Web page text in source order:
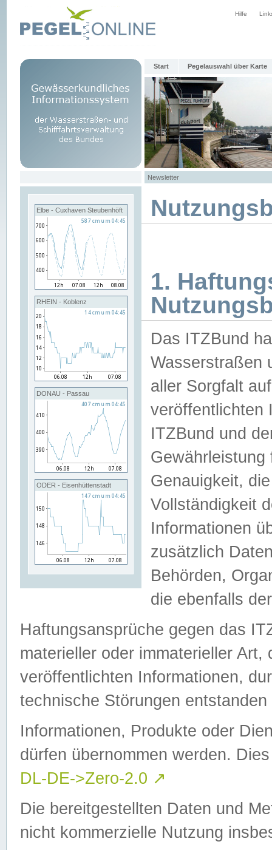
Hilfe
Start Pegelauswahl über Karte
Newsletter
Elbe - Cuxhaven Steubenhöft
RHEIN - Koblenz
DONAU - Passau
ODER - Eisenhüttenstadt
1.
Das ITZBund
Wasserstraßen
aller Sorgfalt
veröffentlichten
ITZBund und
Genauigkeit,
Vollständigkeit
Informationen
zusätzlich
Behörden,
die ebenfalls
Haftungsansprüche gegen das
materieller oder immaterieller
veröffentlichten Informationen,
technische Störungen
Informationen, Produkte oder
dürfen übernommen werden.
DL-DE->Zero-2.0 ↗
Die bereitgestellten Daten und
nicht kommerzielle Nutzung